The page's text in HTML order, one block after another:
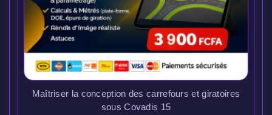
Maîtriser la conception des carrefours et giratoires
sous Covadis 15